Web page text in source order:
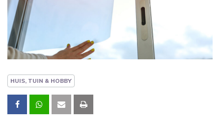
HUIS, TUIN & HOBBY